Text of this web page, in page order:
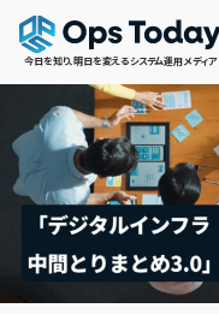
今日を知り、明日を変えるシステム運用メディア